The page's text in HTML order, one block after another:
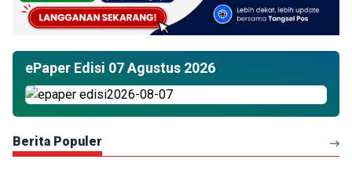
ePaper Edisi 07 Agustus 2026
Berita Populer